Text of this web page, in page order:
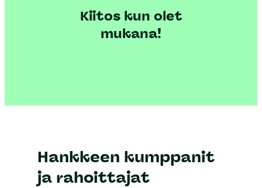
Kiitos kun olet
mukana!
Hankkeen kumppanit
ja rahoittajat